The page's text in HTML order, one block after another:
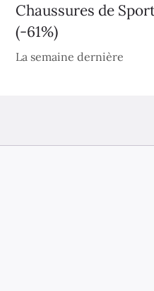
Chaussures de
(-61%)
La semaine dernière